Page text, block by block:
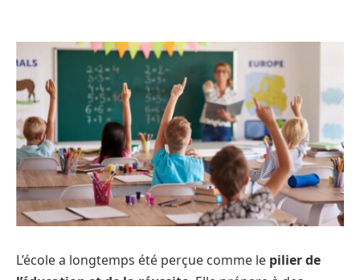
L’école a longtemps été perçue comme le pilier de